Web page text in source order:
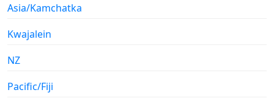
Asia/Kamchatka
Kwajalein
NZ
Pacific/Fiji